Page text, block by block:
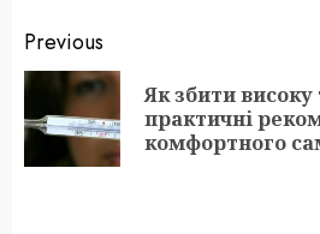
Post
navigation
Previous
Як збити
практичні
комфортного